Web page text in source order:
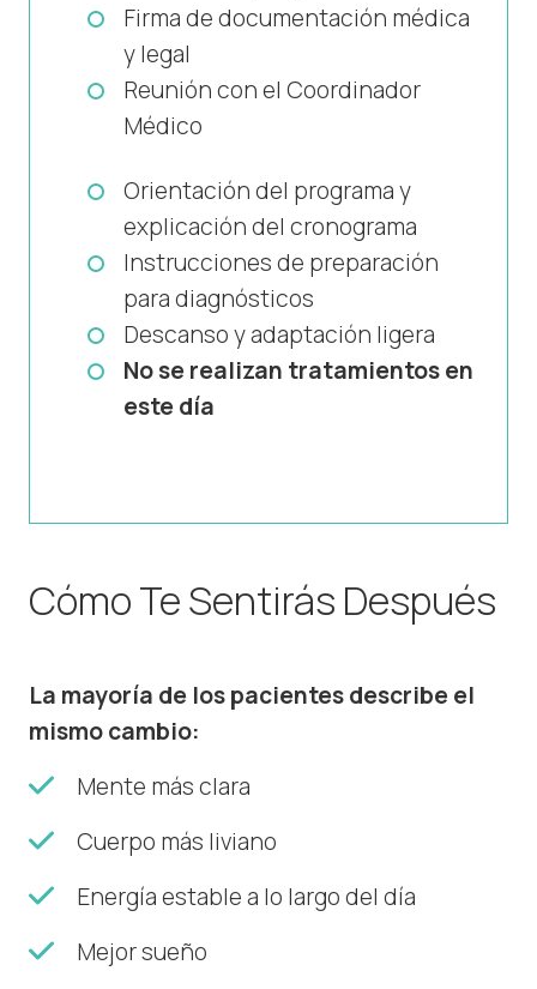
Firma de documentación médica
y legal
Reunión con el Coordinador
Médico
Orientación del programa y
explicación del cronograma
Instrucciones de preparación
para diagnósticos
Descanso y adaptación ligera
No se realizan tratamientos en
este día
Cómo Te Sentirás Después
La mayoría de los pacientes describe el
mismo cambio:
Mente más clara
Cuerpo más liviano
Energía estable a lo largo del día
Mejor sueño